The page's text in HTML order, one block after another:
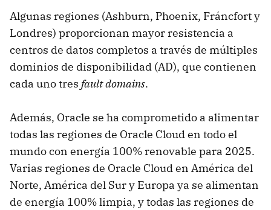
Algunas regiones (Ashburn, Phoenix, Fráncfort y
Londres) proporcionan mayor resistencia a
centros de datos completos a través de múltiples
dominios de disponibilidad (AD), que contienen
cada uno tres fault domains.
Además, Oracle se ha comprometido a alimentar
todas las regiones de Oracle Cloud en todo el
mundo con energía 100% renovable para 2025.
Varias regiones de Oracle Cloud en América del
Norte, América del Sur y Europa ya se alimentan
de energía 100% limpia, y todas las regiones de